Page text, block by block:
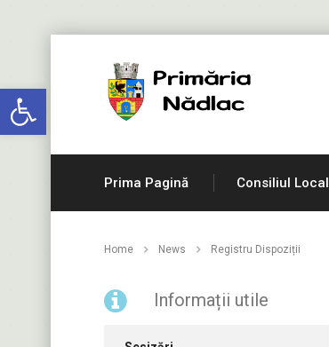
Deschide bara de unelte
Prima Pagină Consiliul Local
Home News Registru Dispoziții
Informații utile